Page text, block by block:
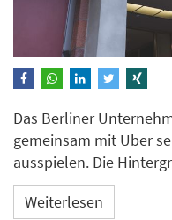
Das Berliner
gemeinsam mit Uber
ausspielen. Die
Weiterlesen